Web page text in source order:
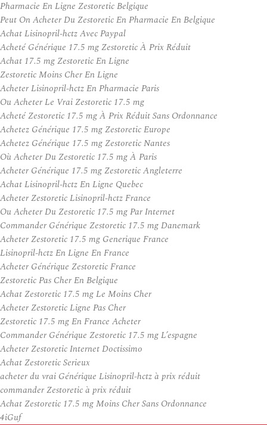
Pharmacie En Ligne Zestoretic Belgique
Peut On Acheter Du Zestoretic En Pharmacie En Belgique
Achat Lisinopril-hctz Avec Paypal
Acheté Générique 17.5 mg Zestoretic À Prix Réduit
Achat 17.5 mg Zestoretic En Ligne
Zestoretic Moins Cher En Ligne
Acheter Lisinopril-hctz En Pharmacie Paris
Ou Acheter Le Vrai Zestoretic 17.5 mg
Acheté Zestoretic 17.5 mg À Prix Réduit Sans Ordonnance
Achetez Générique 17.5 mg Zestoretic Europe
Achetez Générique 17.5 mg Zestoretic Nantes
Où Acheter Du Zestoretic 17.5 mg À Paris
Acheter Générique 17.5 mg Zestoretic Angleterre
Achat Lisinopril-hctz En Ligne Quebec
Acheter Zestoretic Lisinopril-hctz France
Ou Acheter Du Zestoretic 17.5 mg Par Internet
Commander Générique Zestoretic 17.5 mg Danemark
Acheter Zestoretic 17.5 mg Generique France
Lisinopril-hctz En Ligne En France
Acheter Générique Zestoretic France
Zestoretic Pas Cher En Belgique
Achat Zestoretic 17.5 mg Le Moins Cher
Acheter Zestoretic Ligne Pas Cher
Zestoretic 17.5 mg En France Acheter
Commander Générique Zestoretic 17.5 mg L’espagne
Acheter Zestoretic Internet Doctissimo
Achat Zestoretic Serieux
acheter du vrai Générique Lisinopril-hctz à prix réduit
commander Zestoretic à prix réduit
Achat Zestoretic 17.5 mg Moins Cher Sans Ordonnance
4iGuf